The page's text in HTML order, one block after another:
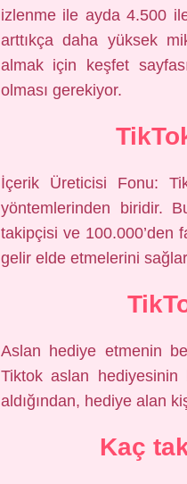
izlenme ile ayda 4.500
arttıkça daha yüksek
almak için keşfet
olması gerekiyor.
İçerik Üreticisi Fonu:
yöntemlerinden biridir.
takipçisi ve 100.000’den
gelir elde etmelerini
Aslan hediye etmenin
Tiktok aslan
aldığından, hediye alan
Kaç